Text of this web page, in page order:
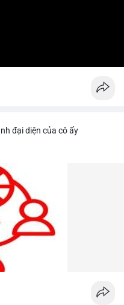
đại diện của cô ấy